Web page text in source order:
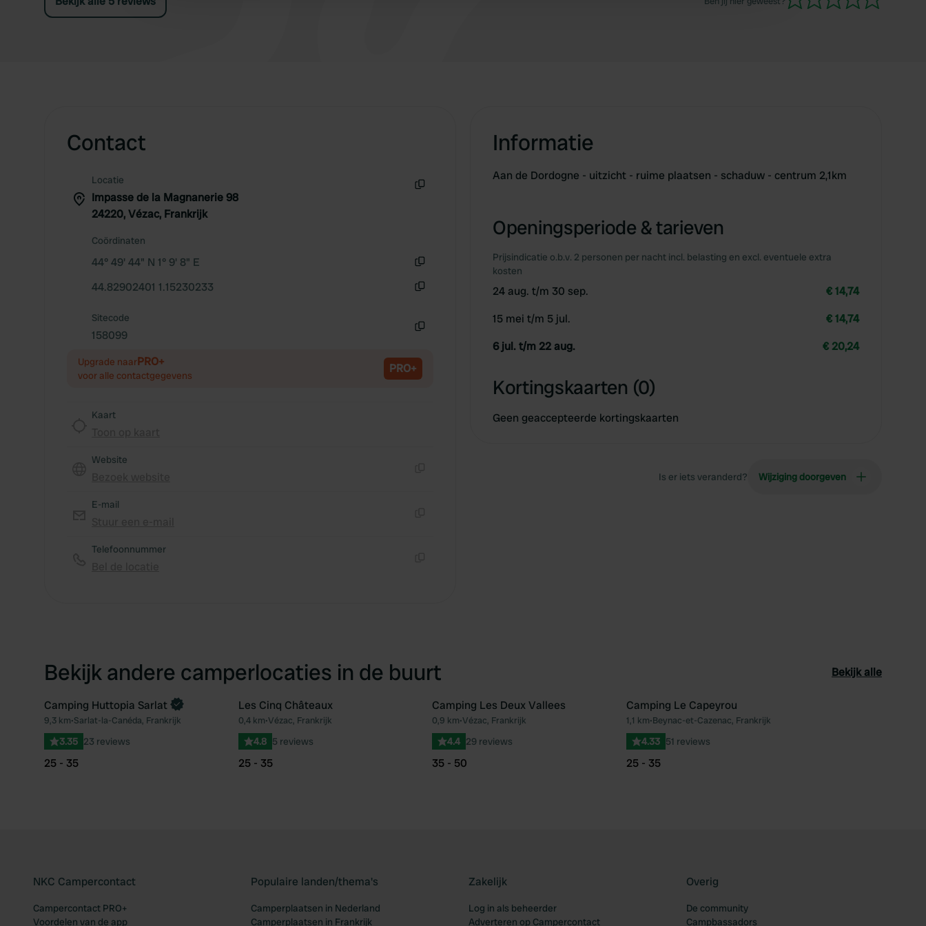
Contact
Locatie
Impasse de la Magnanerie 98
24220, Vézac, Frankrijk
Coördinaten
44° 49' 44" N 1° 9' 8" E
44.82902401 1.15230233
Sitecode
158099
Upgrade naarPRO+
voor alle contactgegevens PRO+
Kaart
Website
E-mail
Telefoonnummer
Informatie
Aan de Dordogne - uitzicht - ruime plaatsen - schaduw - centrum 2,1km
Openingsperiode & tarieven
Prijsindicatie o.b.v. 2 personen per nacht incl. belasting en excl. eventuele extra
kosten
24 aug. t/m 30 sep.
€ 14,74
15 mei t/m 5 jul.
€ 14,74
6 jul. t/m 22 aug.
€ 20,24
Kortingskaarten (0)
Geen geaccepteerde kortingskaarten
Is er iets veranderd? Wijziging doorgeven
Bekijk andere camperlocaties in de buurt Bekijk alle
Favoriet
Boek direct
Camping Huttopia Sarlat
9,3 km•Sarlat-la-Canéda, Frankrijk
3.35 23 reviews
25 - 35
Favoriet
Les Cinq Châteaux
0,4 km•Vézac, Frankrijk
4.8 5 reviews
25 - 35
Favoriet
Camping Les Deux Vallees
0,9 km•Vézac, Frankrijk
4.4 29 reviews
35 - 50
Camping Le Capeyrou
1,1 km•Beynac-et-Cazenac, Frankrijk
4.33 51 reviews
25 - 35
NKC Campercontact
Campercontact PRO+
Voordelen van de app
Populaire landen/thema's
Camperplaatsen in Nederland
Camperplaatsen in Frankrijk
Zakelijk
Log in als beheerder
Adverteren op Campercontact
Overig
De community
Campbassadors